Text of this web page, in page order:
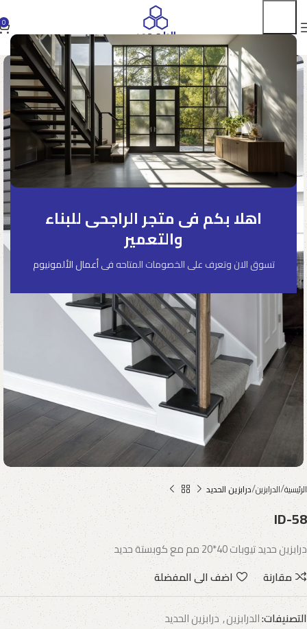
اهلا بكم فى متجر الراجحى للبناء
والتعمير
تسوق الان وتعرف على الخصومات المتاحه فىأعمال الألمونيوم
0
الرئيسية الدرابزين درابزين الحديد
ID-58
درابزين حديد تيوبات 40*20 مم مع كوبستة حديد
مقارنة
اضف الى المفضلة
التصنيفات:الدرابزين,درابزين الحديد